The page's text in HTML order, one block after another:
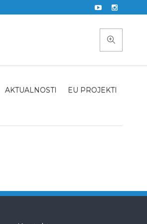
AKTUALNOSTI EU PROJEKTI